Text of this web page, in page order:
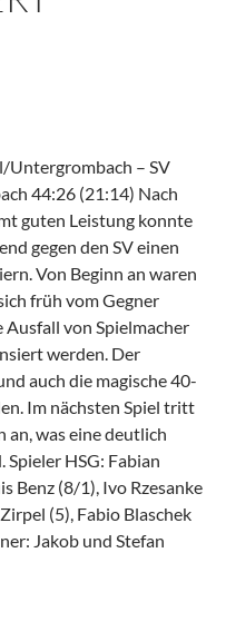
Untergrombach – SV
44:26 (21:14) Nach
guten Leistung konnte
gegen den SV einen
Von Beginn an waren
früh vom Gegner
von Spielmacher
werden. Der
auch die magische 40-
Im nächsten Spiel tritt
an, was eine deutlich
HSG: Fabian
Benz (8/1), Ivo Rzesanke
(5), Fabio Blaschek
Jakob und Stefan